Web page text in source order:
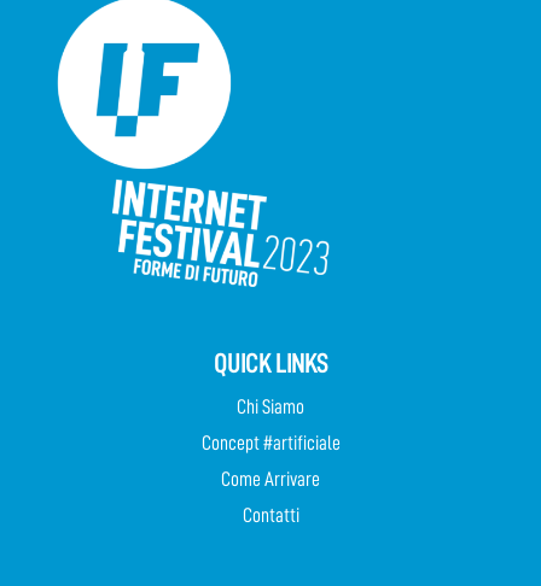
QUICK LINKS
Chi Siamo
Concept #artificiale
Come Arrivare
Contatti